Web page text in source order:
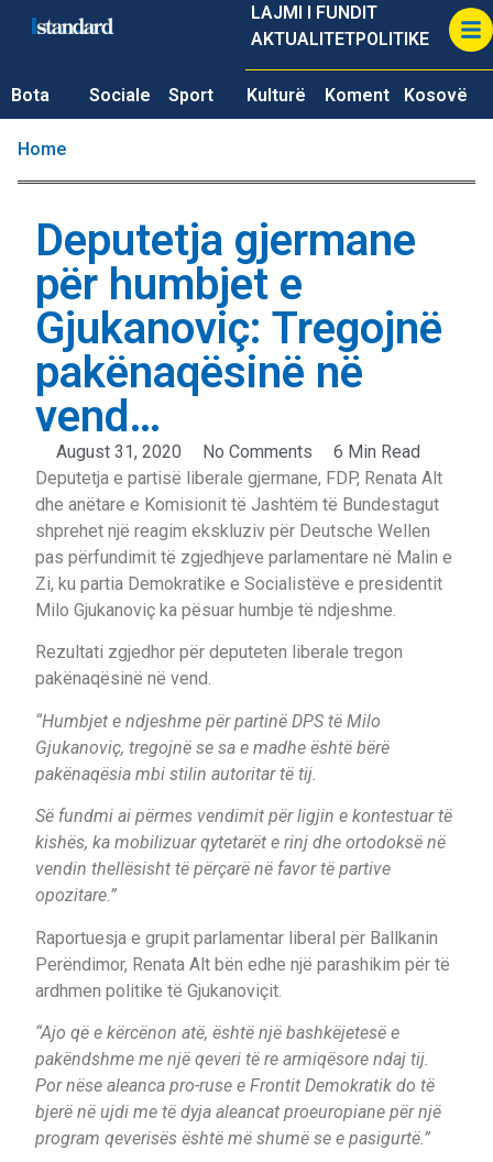
LAJMI I FUNDIT
AKTUALITETPOLITIKE
Bota Sociale Sport Kulturë Koment Kosovë
Home
Deputetja gjermane
për humbjet e
Gjukanoviç: Tregojnë
pakënaqësinë në
vend…
August 31, 2020 No Comments
6 Min Read
Deputetja e partisë liberale gjermane, FDP, Renata Alt
dhe anëtare e Komisionit të Jashtëm të Bundestagut
shprehet një reagim ekskluziv për Deutsche Wellen
pas përfundimit të zgjedhjeve parlamentare në Malin e
Zi, ku partia Demokratike e Socialistëve e presidentit
Milo Gjukanoviç ka pësuar humbje të ndjeshme.
Rezultati zgjedhor për deputeten liberale tregon
pakënaqësinë në vend.
“Humbjet e ndjeshme për partinë DPS të Milo
Gjukanoviç, tregojnë se sa e madhe është bërë
pakënaqësia mbi stilin autoritar të tij.
Së fundmi ai përmes vendimit për ligjin e kontestuar të
kishës, ka mobilizuar qytetarët e rinj dhe ortodoksë në
vendin thellësisht të përçarë në favor të partive
opozitare.”
Raportuesja e grupit parlamentar liberal për Ballkanin
Perëndimor, Renata Alt bën edhe një parashikim për të
ardhmen politike të Gjukanoviçit.
“Ajo që e kërcënon atë, është një bashkëjetesë e
pakëndshme me një qeveri të re armiqësore ndaj tij.
Por nëse aleanca pro-ruse e Frontit Demokratik do të
bjerë në ujdi me të dyja aleancat proeuropiane për një
program qeverisës është më shumë se e pasigurtë.”